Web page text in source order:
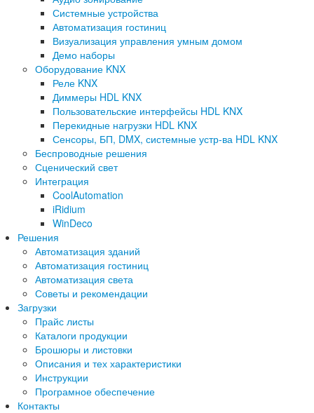
Системные устройства
Автоматизация гостиниц
Визуализация управления умным домом
Демо наборы
Оборудование KNX
Реле KNX
Диммеры HDL KNX
Пользовательские интерфейсы HDL KNX
Перекидные нагрузки HDL KNX
Сенсоры, БП, DMX, системные устр-ва HDL KNX
Беспроводные решения
Сценический свет
Интеграция
CoolAutomation
iRidium
WinDeco
Решения
Автоматизация зданий
Автоматизация гостиниц
Автоматизация света
Советы и рекомендации
Загрузки
Прайс листы
Каталоги продукции
Брошюры и листовки
Описания и тех характеристики
Инструкции
Програмное обеспечение
Контакты